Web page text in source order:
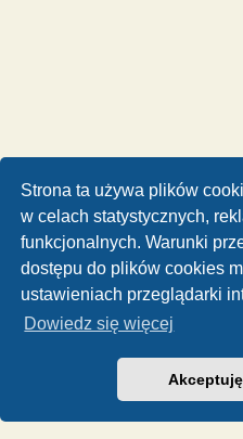
Strona ta używa plików
w celach statystycznych,
funkcjonalnych. Warunki
dostępu do plików cookies
ustawieniach przeglądarki
Dowiedz się więcej